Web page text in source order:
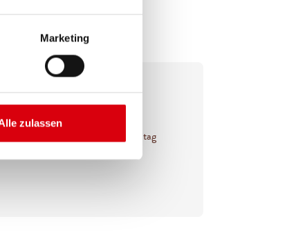
Marketing
zulassen
deines Rezepts mit dem Hashtag